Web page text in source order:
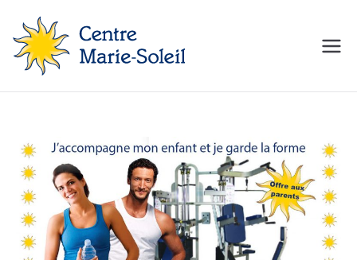
contenu
Centre Marie-Soleil
MON Centre de mise en